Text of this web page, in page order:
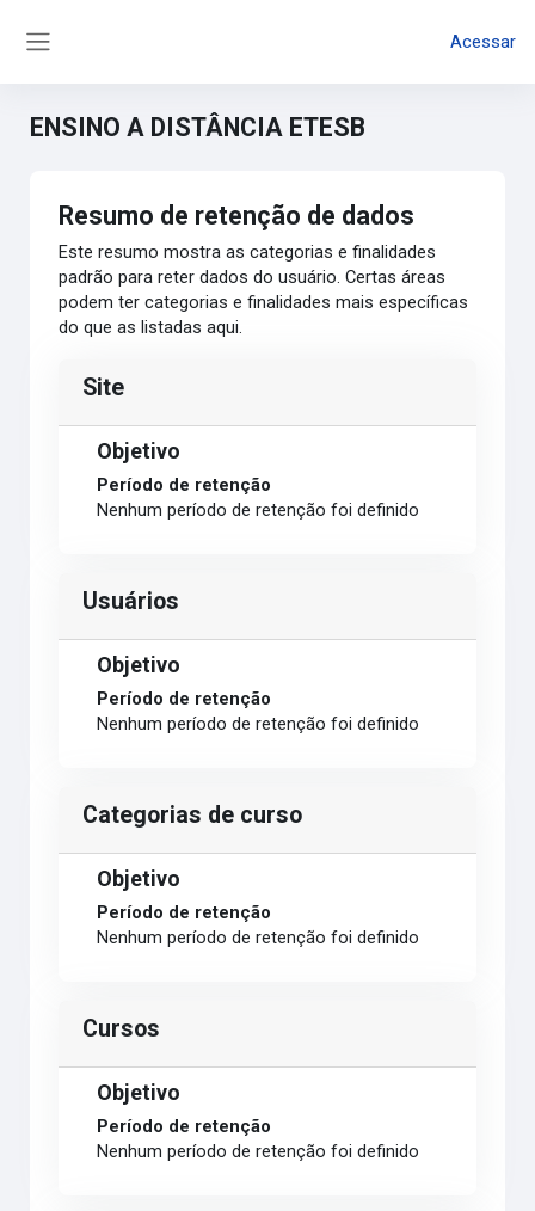
Acessar
ENSINO A DISTÂNCIA ETESB
Resumo de retenção de dados
Este resumo mostra as categorias e finalidades
padrão para reter dados do usuário. Certas áreas
podem ter categorias e finalidades mais específicas
do que as listadas aqui.
Site
Objetivo
Período de retenção
Nenhum período de retenção foi definido
Usuários
Objetivo
Período de retenção
Nenhum período de retenção foi definido
Categorias de curso
Objetivo
Período de retenção
Nenhum período de retenção foi definido
Cursos
Objetivo
Período de retenção
Nenhum período de retenção foi definido